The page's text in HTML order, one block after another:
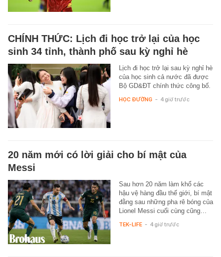
CHÍNH THỨC: Lịch đi học trở lại của học
sinh 34 tỉnh, thành phố sau kỳ nghỉ hè
Lịch đi học trở lại sau kỳ nghỉ hè
của học sinh cả nước đã được
Bộ GD&ĐT chính thức công bố.
HỌC ĐƯỜNG - 4 giờ trước
20 năm mới có lời giải cho bí mật của
Messi
Sau hơn 20 năm làm khổ các
hậu vệ hàng đầu thế giới, bí mật
đằng sau những pha rê bóng của
Lionel Messi cuối cùng cũng…
TEK-LIFE - 4 giờ trước